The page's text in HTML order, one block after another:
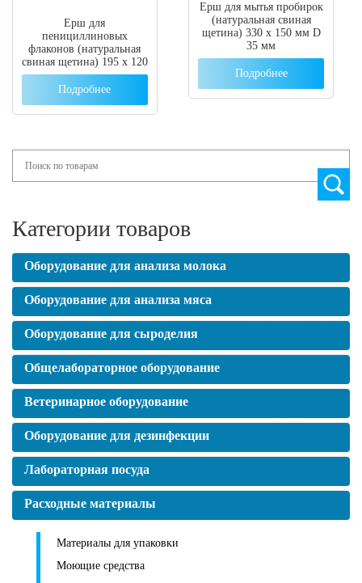
Ерш для
пенициллиновых
флаконов (натуральная
свиная щетина) 195 x 120
d 18 мм
Подробнее
Ерш для мытья пробирок
(натуральная свиная
щетина) 330 x 150 мм D
35 мм
Подробнее
Категории товаров
Оборудование для анализа молока
Оборудование для анализа мяса
Оборудование для сыроделия
Общелабораторное оборудование
Ветеринарное оборудование
Оборудование для дезинфекции
Лабораторная посуда
Расходные материалы
Материалы для упаковки
Моющие средства